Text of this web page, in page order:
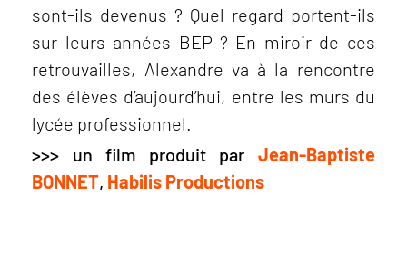
sont-ils devenus ? Quel regard portent-ils
sur leurs années BEP ? En miroir de ces
retrouvailles, Alexandre va à la rencontre
des élèves d’aujourd’hui, entre les murs du
lycée professionnel.
>>> un film produit par
Jean-Baptiste
BONNET, Habilis Productions